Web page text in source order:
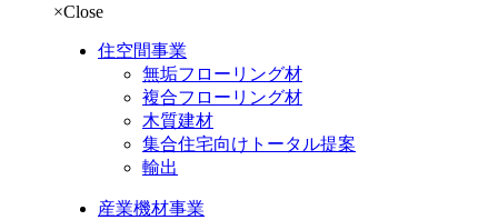
×Close
住空間事業
無垢フローリング材
複合フローリング材
木質建材
集合住宅向けトータル提案
輸出
産業機材事業